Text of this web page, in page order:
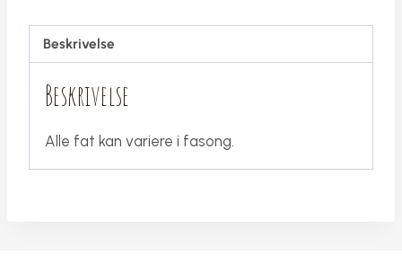
Beskrivelse
Beskrivelse
Alle fat kan variere i fasong.